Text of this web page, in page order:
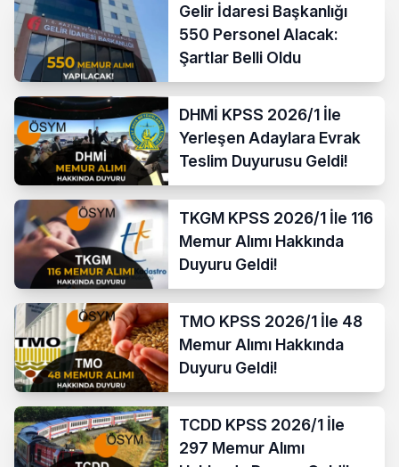
Gelir İdaresi Başkanlığı
550 Personel Alacak:
Şartlar Belli Oldu
DHMİ KPSS 2026/1 İle
Yerleşen Adaylara Evrak
Teslim Duyurusu Geldi!
TKGM KPSS 2026/1 İle 116
Memur Alımı Hakkında
Duyuru Geldi!
TMO KPSS 2026/1 İle 48
Memur Alımı Hakkında
Duyuru Geldi!
TCDD KPSS 2026/1 İle
297 Memur Alımı